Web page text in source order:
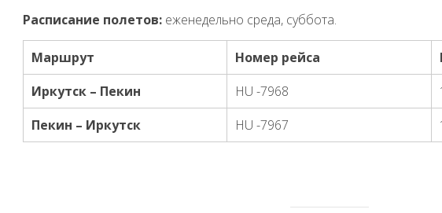
Расписание полетов: еженедельно среда, суббота.
Маршрут Номер рейса
Иркутск – Пекин
HU -7968
Пекин – Иркутск
HU -7967